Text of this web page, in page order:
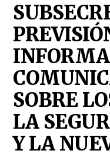
SOBRE
LA
Y LA